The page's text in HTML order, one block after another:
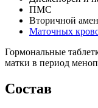
ПМС
Вторичной
Маточных
Гормональные
матки в период
Состав